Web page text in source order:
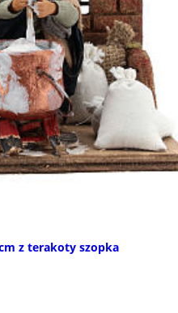
z terakoty szopka